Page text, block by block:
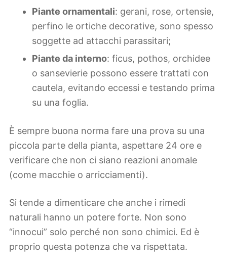
Piante ornamentali: gerani, rose, ortensie,
perfino le ortiche decorative, sono spesso
soggette ad attacchi parassitari;
Piante da interno: ficus, pothos, orchidee
o sansevierie possono essere trattati con
cautela, evitando eccessi e testando prima
su una foglia.
È sempre buona norma fare una prova su una
piccola parte della pianta, aspettare 24 ore e
verificare che non ci siano reazioni anomale
(come macchie o arricciamenti).
Si tende a dimenticare che anche i rimedi
naturali hanno un potere forte. Non sono
“innocui” solo perché non sono chimici. Ed è
proprio questa potenza che va rispettata.